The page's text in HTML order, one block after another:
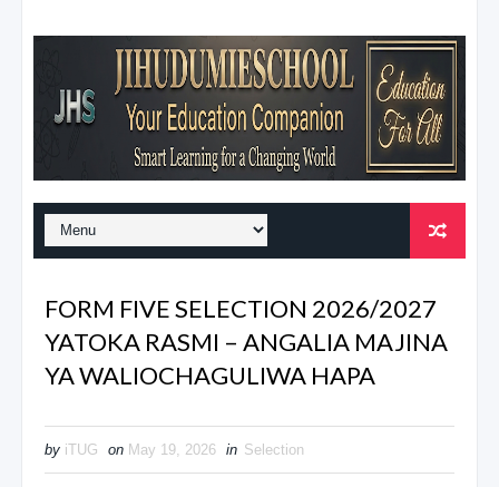
FORM FIVE SELECTION 2026/2027
YATOKA RASMI – ANGALIA MAJINA
YA WALIOCHAGULIWA HAPA
by iTUG on May 19, 2026 in Selection